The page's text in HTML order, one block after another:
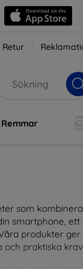
Retur
Remmar
som
smartphone,
produkter
och praktiska